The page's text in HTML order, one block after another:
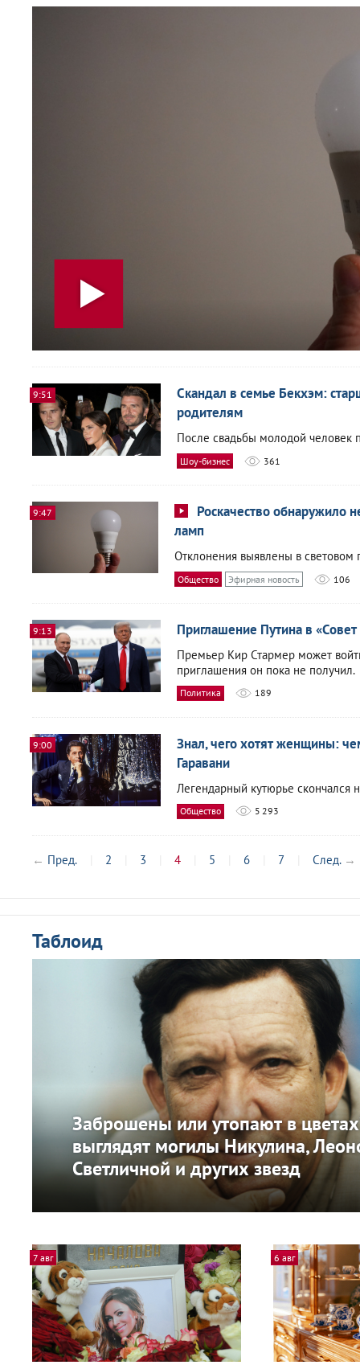
9:51
Скандал в семье Бекхэм:
родителям
После свадьбы молодой человек
Шоу-бизнес 361
9:47
Роскачество обнаружило
ламп
Отклонения выявлены в световом
Общество Эфирная новость 106
9:13 Приглашение Путина в
Премьер Кир Стармер может
приглашения он пока не получил.
Политика 189
9:00
Знал, чего хотят женщины:
Гаравани
Легендарный кутюрье скончался
Общество 5 293
← Пред. 2 3 4 5 6 7 След.→
Таблоид
Заброшены или утопают в
выглядят могилы Никулина,
Светличной и других звезд
7 авг 6 авг